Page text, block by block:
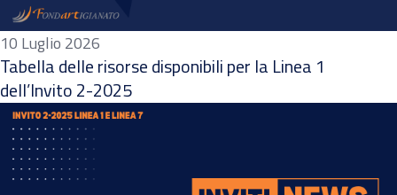
10 Luglio 2026
Tabella delle risorse disponibili per la Linea 1
dell’Invito 2-2025